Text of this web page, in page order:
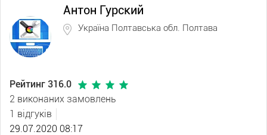
Антон Гурский
Україна Полтавська обл. Полтава
Рейтинг 316.0
2 виконаних замовлень
1 відгуків
29.07.2020 08:17